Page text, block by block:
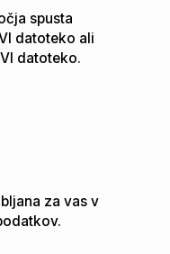
spusta
datoteko ali
datoteko.
za vas v